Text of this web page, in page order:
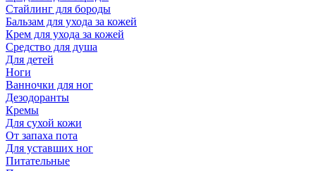
Стайлинг для бороды
Бальзам для ухода за кожей
Крем для ухода за кожей
Средство для душа
Для детей
Ноги
Ванночки для ног
Дезодоранты
Кремы
Для сухой кожи
От запаха пота
Для уставших ног
Питательные